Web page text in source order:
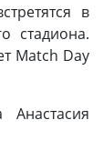
в
стадиона.
Match Day